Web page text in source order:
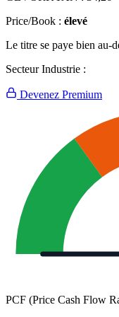
Price/Book : élevé
Le titre se paye bien au-
Secteur Industrie :
Devenez Premium
PCF (Price Cash Flow